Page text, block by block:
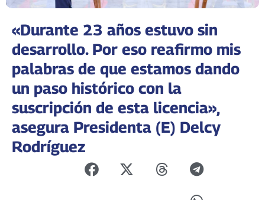
«Durante 23 años estuvo sin
desarrollo. Por eso reafirmo mis
palabras de que estamos dando
un paso histórico con la
suscripción de esta licencia»,
asegura Presidenta (E) Delcy
Rodríguez